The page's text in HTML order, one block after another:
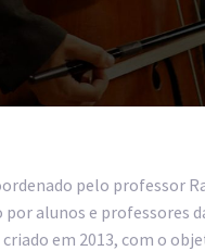
pelo professor
por alunos e professores
criado em 2013, com o